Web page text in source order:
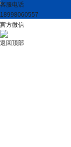
客服电话
18998060557
官方微信
返回顶部